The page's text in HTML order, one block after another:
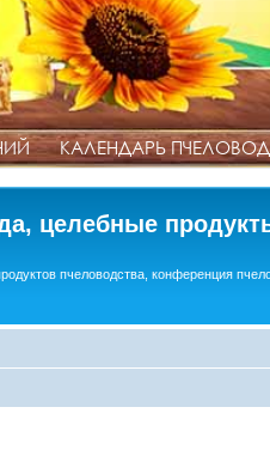
КАЛЕНДАРЬ
целебные
пчеловодства, конференция